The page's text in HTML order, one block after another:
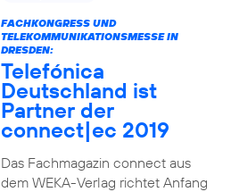
FACHKONGRESS UND
TELEKOMMUNIKATIONSMESSE IN
DRESDEN:
Telefónica
Deutschland ist
Partner der
connect|ec 2019
Das Fachmagazin connect aus
dem WEKA-Verlag richtet Anfang